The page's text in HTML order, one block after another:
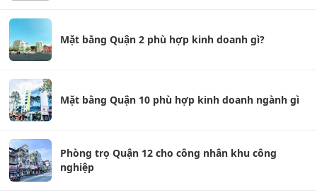
Mặt bằng Quận 2 phù hợp kinh doanh gì?
Mặt bằng Quận 10 phù hợp kinh doanh ngành gì
Phòng trọ Quận 12 cho công nhân khu công
nghiệp